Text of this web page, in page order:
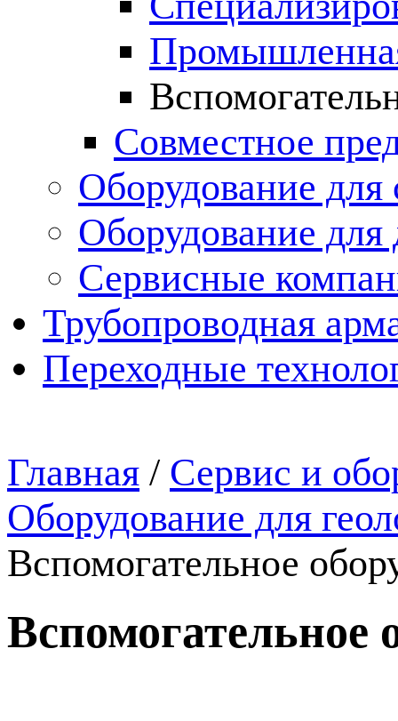
Совместное
Оборудование для
Оборудование
Сервисные
Трубопроводная
Переходные
Главная / Сервис и
Оборудование для
Вспомогательное
Вспомогательное